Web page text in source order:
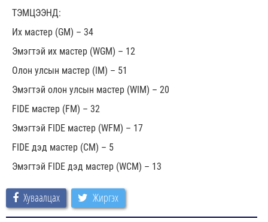
ТЭМЦЭЭНД:
Их мастер (GM) – 34
Эмэгтэй их мастер (WGM) – 12
Олон улсын мастер (IM) – 51
Эмэгтэй олон улсын мастер (WIM) – 20
FIDE мастер (FM) – 32
Эмэгтэй FIDE мастер (WFM) – 17
FIDE дэд мастер (CM) – 5
Эмэгтэй FIDE дэд мастер (WCM) – 13
Хуваалцах Жиргэх